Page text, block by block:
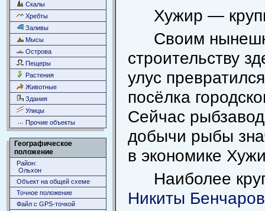
Скалы
Хребты
Заливы
Мысы
Острова
Пещеры
Растения
Животные
Здания
Улицы
Прочие объекты
Географическое
положение
Район:
Ольхон
Объект на общей схеме
Точное положение
Файл с GPS-точкой
Хужир —
Своим
строительству
улус
посёлка
Сейчас
добычи рыбы
в экономике
Наиболее
Никиты